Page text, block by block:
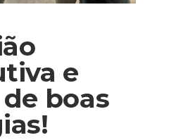
e
boas